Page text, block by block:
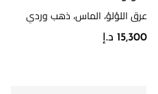
عرق اللؤلؤ، الماس، ذهب وردي
15,300 د.إ